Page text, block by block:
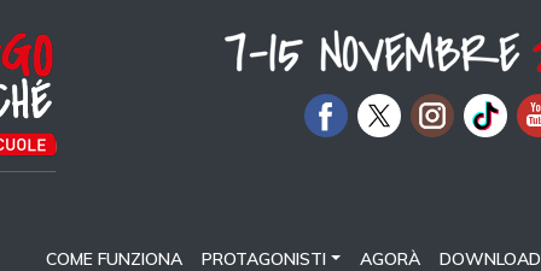
COME FUNZIONA PROTAGONISTI AGORÀ DOWNLOAD